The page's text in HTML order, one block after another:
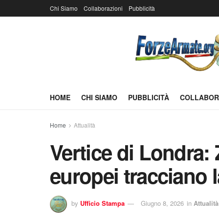
Chi Siamo Collaborazioni Pubblicità
HOME CHI SIAMO PUBBLICITÀ
Home Attualità
Vertice di Londra:
europei tracciano
by Ufficio Stampa Giugno 8, 2026 in Attualità